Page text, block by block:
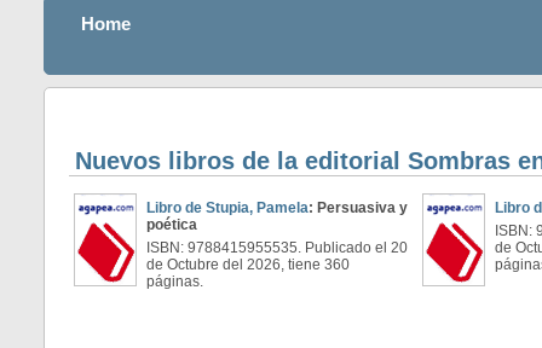
Home
Nuevos libros de la editorial Sombras
Libro de Stupia, Pamela: Persuasiva y
poética
ISBN: 9788415955535. Publicado el 20
de Octubre del 2026, tiene 360
páginas.
Libro
ISBN:
de